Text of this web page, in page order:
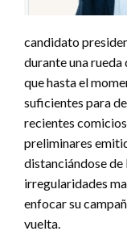
candidato
durante una
que hasta el
suficientes para
recientes
preliminares
distanciándose de
irregularidades
enfocar su
vuelta.